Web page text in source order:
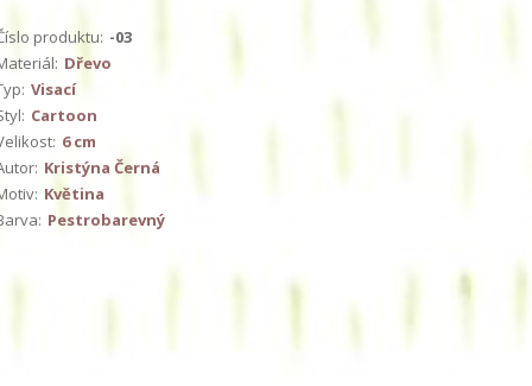
produktu: -03
Dřevo
Visací
Cartoon
6 cm
Kristýna Černá
Květina
Pestrobarevný